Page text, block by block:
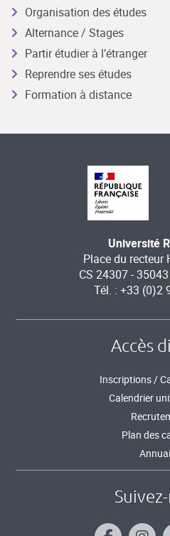
Organisation des études
Alternance / Stages
Partir étudier à l’étranger
Reprendre ses études
Formation à distance
Université
Place du recteur
CS 24307 -
Tél. : +33 (0)2
Accès
Inscriptions /
Calendrier
Plan des